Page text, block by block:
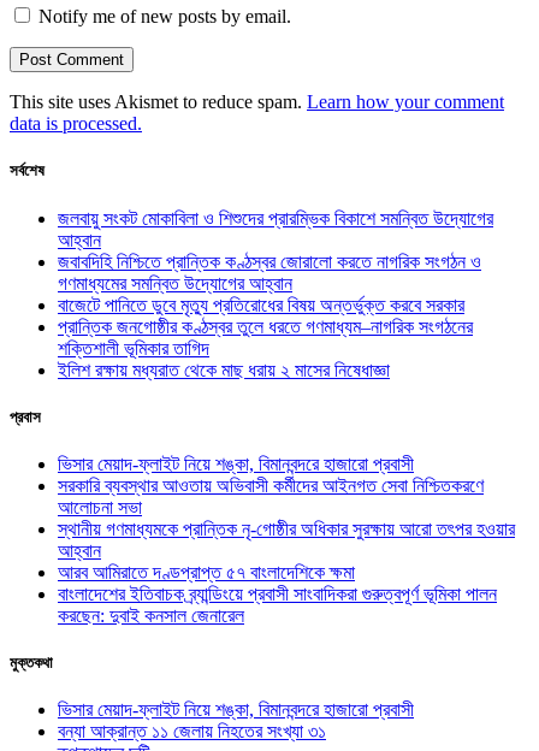
Notify me of new posts by email.
This site uses Akismet to reduce spam. Learn how your comment
data is processed.
সর্বশেষ
জলবায়ু সংকট মোকাবিলা ও শিশুদের প্রারম্ভিক বিকাশে সমন্বিত উদ্যোগের
আহ্বান
জবাবদিহি নিশ্চিতে প্রান্তিক কণ্ঠস্বর জোরালো করতে নাগরিক সংগঠন ও
গণমাধ্যমের সমন্বিত উদ্যোগের আহ্বান
বাজেটে পানিতে ডুবে মৃত্যু প্রতিরোধের বিষয় অন্তর্ভুক্ত করবে সরকার
প্রান্তিক জনগোষ্ঠীর কণ্ঠস্বর তুলে ধরতে গণমাধ্যম–নাগরিক সংগঠনের
শক্তিশালী ভূমিকার তাগিদ
ইলিশ রক্ষায় মধ্যরাত থেকে মাছ ধরায় ২ মাসের নিষেধাজ্ঞা
প্রবাস
ভিসার মেয়াদ-ফ্লাইট নিয়ে শঙ্কা, বিমানবন্দরে হাজারো প্রবাসী
সরকারি ব্যবস্থার আওতায় অভিবাসী কর্মীদের আইনগত সেবা নিশ্চিতকরণে
আলোচনা সভা
স্থানীয় গণমাধ্যমকে প্রান্তিক নৃ-গোষ্ঠীর অধিকার সুরক্ষায় আরো তৎপর হওয়ার
আহ্বান
আরব আমিরাতে দণ্ডপ্রাপ্ত ৫৭ বাংলাদেশিকে ক্ষমা
বাংলাদেশের ইতিবাচক ব্র্যান্ডিংয়ে প্রবাসী সাংবাদিকরা গুরুত্বপূর্ণ ভূমিকা পালন
করছেন: দুবাই কনসাল জেনারেল
মুক্তকথা
ভিসার মেয়াদ-ফ্লাইট নিয়ে শঙ্কা, বিমানবন্দরে হাজারো প্রবাসী
বন্যা আক্রান্ত ১১ জেলায় নিহতের সংখ্যা ৩১